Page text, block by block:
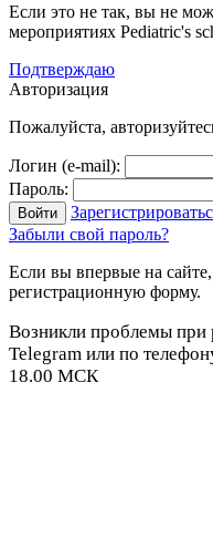
Если это не так, вы не
мероприятиях Pediatric's
Подтверждаю
Авторизация
Пожалуйста,
Логин (e-mail):
Пароль:
Забыли свой пароль?
Если вы впервые на
регистрационную форму.
Возникли проблемы при
Telegram или по
18.00 МСК